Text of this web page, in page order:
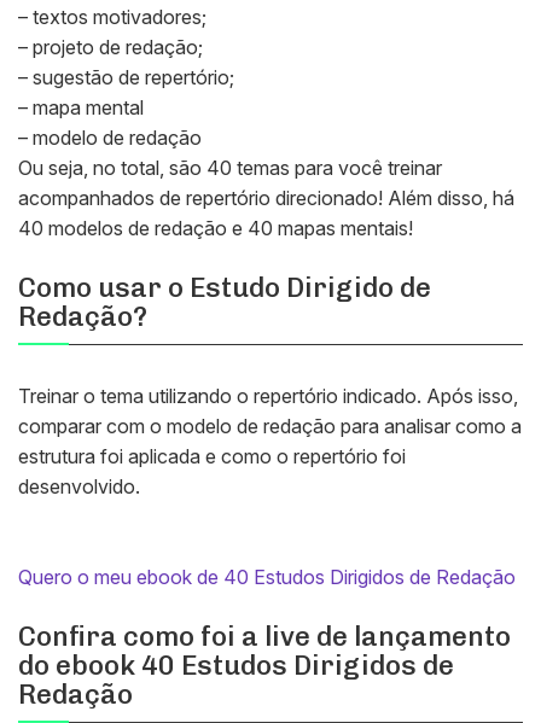
– textos motivadores;
– projeto de redação;
– sugestão de repertório;
– mapa mental
– modelo de redação
Ou seja, no total, são 40 temas para você treinar
acompanhados de repertório direcionado! Além disso, há
40 modelos de redação e 40 mapas mentais!
Como usar o Estudo Dirigido de
Redação?
Treinar o tema utilizando o repertório indicado. Após isso,
comparar com o modelo de redação para analisar como a
estrutura foi aplicada e como o repertório foi
desenvolvido.
Quero o meu ebook de 40 Estudos Dirigidos de Redação
Confira como foi a live de lançamento
do ebook 40 Estudos Dirigidos de
Redação